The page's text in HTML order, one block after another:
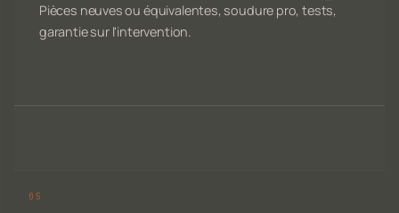
Pièces neuves ou équivalentes, soudure pro, tests,
garantie sur l'intervention.